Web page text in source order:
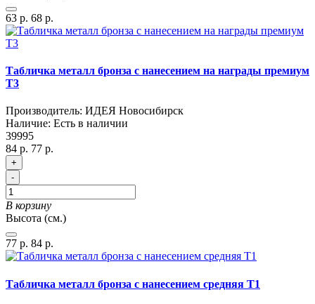
63 р. 68 р.
Табличка металл бронза с нанесением на награды премиум
T3
Производитель: ИДЕЯ Новосибирск
Наличие: Есть в наличии
39995
84 р. 77 р.
+
-
В корзину
Высота (см.)
77 р. 84 р.
Табличка металл бронза с нанесением средняя T1